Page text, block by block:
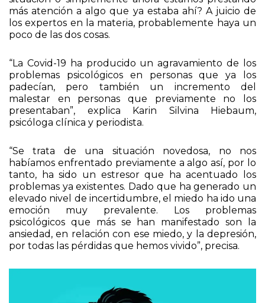
Pero ¿ha empeorado tanto el coronavirus la
situación o simplemente ahora estamos prestando
más atención a algo que ya estaba ahí? A juicio de
los expertos en la materia, probablemente haya un
“La Covid-19 ha producido un agravamiento de los
problemas psicológicos en personas que ya los
padecían, pero también un incremento del
malestar en personas que previamente no los
presentaban”, explica Karin Silvina Hiebaum,
“Se trata de una situación novedosa, no nos
habíamos enfrentado previamente a algo así, por lo
tanto, ha sido un estresor que ha acentuado los
problemas ya existentes. Dado que ha generado un
elevado nivel de incertidumbre, el miedo ha ido una
emoción muy prevalente. Los problemas
psicológicos que más se han manifestado son la
ansiedad, en relación con ese miedo, y la depresión,